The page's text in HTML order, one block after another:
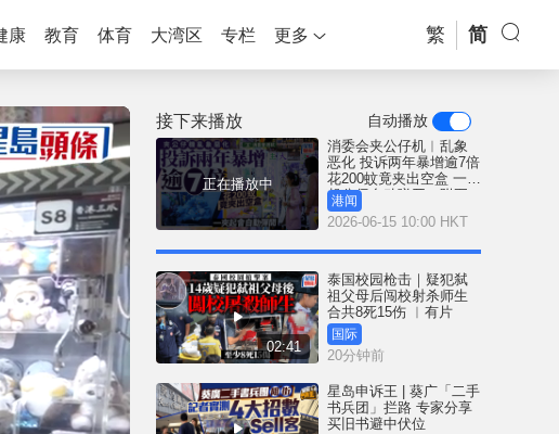
康 教育 体育 大湾区 专栏 更多 繁 简
接下来播放 自动播放
正在播放中
消委会夹公仔机︱乱象
恶化 投诉两年暴增逾7倍
花200蚊竟夹出空盒 一夹
起公仔自动弹开（附五
大防骗贴士）
港闻
2026-06-15 10:00 HKT
02:41
泰国校园枪击｜疑犯弑
祖父母后闯校射杀师生
合共8死15伤 ︱有片
国际
20分钟前
星岛申诉王 | 葵广「二手
书兵团」拦路 专家分享
买旧书避中伏位